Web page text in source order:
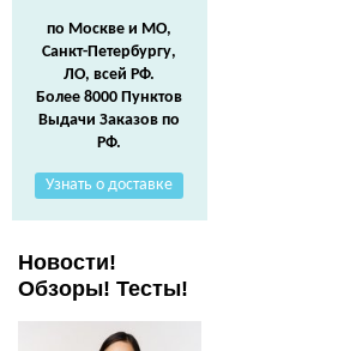
по Москве и МО,
Санкт-Петербургу,
ЛО, всей РФ.
Более 8000 Пунктов
Выдачи Заказов по
РФ.
Узнать о доставке
Новости!
Обзоры! Тесты!